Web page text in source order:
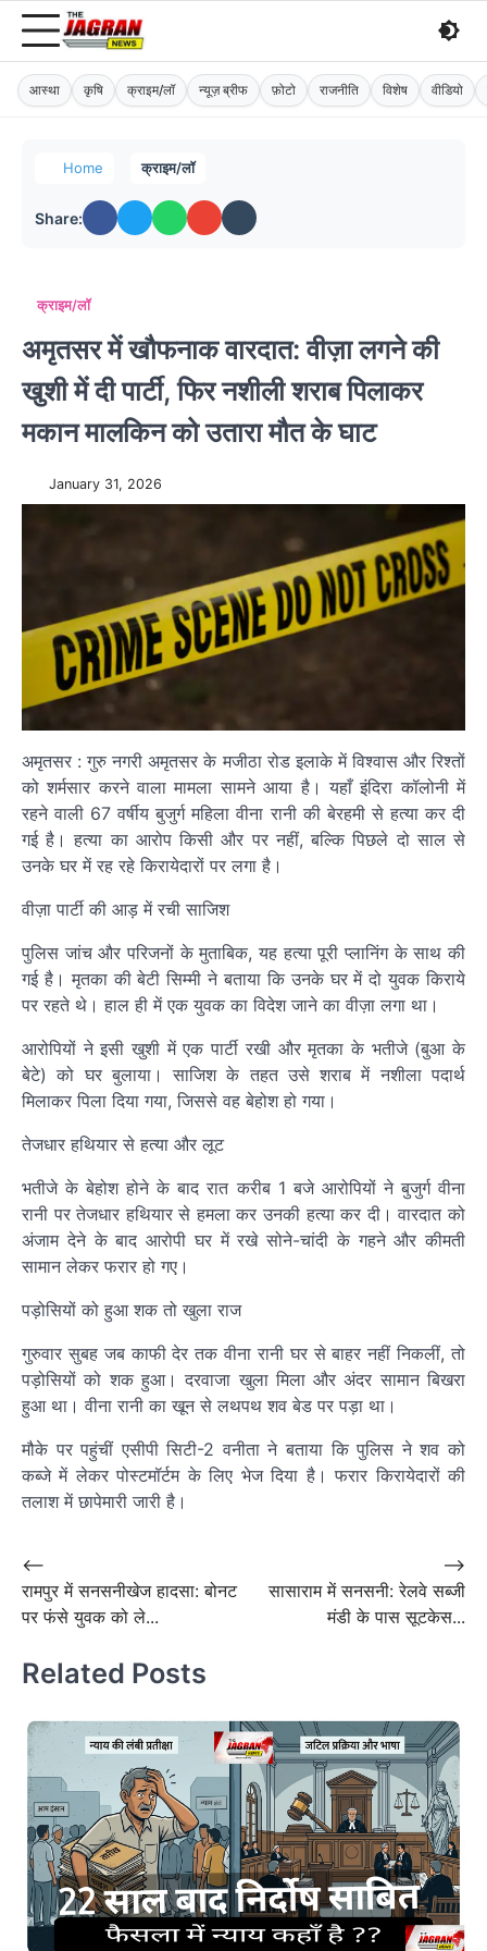
आस्था कृषि क्राइम/लॉ न्यूज़ ब्रीफ फ़ोटो राजनीति विशेष वीडियो
Home क्राइम/लॉ
Share:
क्राइम/लॉ
अमृतसर में खौफनाक वारदात: वीज़ा लगने की
खुशी में दी पार्टी, फिर नशीली शराब पिलाकर
मकान मालकिन को उतारा मौत के घाट
January 31, 2026
अमृतसर : गुरु नगरी अमृतसर के मजीठा रोड इलाके में विश्वास और रिश्तों
को शर्मसार करने वाला मामला सामने आया है। यहाँ इंदिरा कॉलोनी में
रहने वाली 67 वर्षीय बुजुर्ग महिला वीना रानी की बेरहमी से हत्या कर दी
गई है। हत्या का आरोप किसी और पर नहीं, बल्कि पिछले दो साल से
उनके घर में रह रहे किरायेदारों पर लगा है।
वीज़ा पार्टी की आड़ में रची साजिश
पुलिस जांच और परिजनों के मुताबिक, यह हत्या पूरी प्लानिंग के साथ की
गई है। मृतका की बेटी सिम्मी ने बताया कि उनके घर में दो युवक किराये
पर रहते थे। हाल ही में एक युवक का विदेश जाने का वीज़ा लगा था।
आरोपियों ने इसी खुशी में एक पार्टी रखी और मृतका के भतीजे (बुआ के
बेटे) को घर बुलाया। साजिश के तहत उसे शराब में नशीला पदार्थ
मिलाकर पिला दिया गया, जिससे वह बेहोश हो गया।
तेजधार हथियार से हत्या और लूट
भतीजे के बेहोश होने के बाद रात करीब 1 बजे आरोपियों ने बुजुर्ग वीना
रानी पर तेजधार हथियार से हमला कर उनकी हत्या कर दी। वारदात को
अंजाम देने के बाद आरोपी घर में रखे सोने-चांदी के गहने और कीमती
सामान लेकर फरार हो गए।
पड़ोसियों को हुआ शक तो खुला राज
गुरुवार सुबह जब काफी देर तक वीना रानी घर से बाहर नहीं निकलीं, तो
पड़ोसियों को शक हुआ। दरवाजा खुला मिला और अंदर सामान बिखरा
हुआ था। वीना रानी का खून से लथपथ शव बेड पर पड़ा था।
मौके पर पहुंचीं एसीपी सिटी-2 वनीता ने बताया कि पुलिस ने शव को
कब्जे में लेकर पोस्टमॉर्टम के लिए भेज दिया है। फरार किरायेदारों की
तलाश में छापेमारी जारी है।
Post
navigation
⟵
रामपुर में सनसनीखेज हादसा: बोनट
पर फंसे युवक को ले...
सासाराम में सनसनी: रेलवे सब्जी
मंडी के पास सूटकेस...
⟶
Related Posts